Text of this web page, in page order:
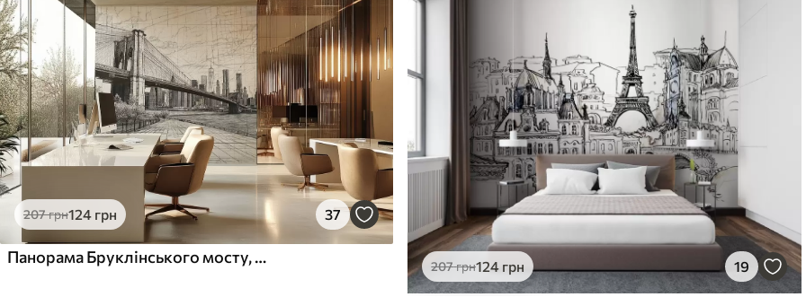
лаком можна мити водою
Як клеїти? Наклеювання встик
Наші матеріали
Стандарт Преміум
1066
Преміум Вініл
1216730грн/м²
Peel and Stick
875
207грн124 грн 37
Панорама Бруклінського мосту, виконана в ескізній ретро-техніці з лініями та подряпинами 207грн124 грн 19